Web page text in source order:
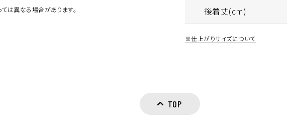
は異なる場合があります。
後着丈(cm)
※仕上がりサイズについて
TOP